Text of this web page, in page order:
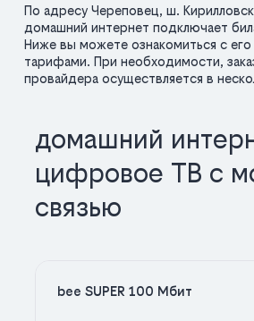
По адресу Череповец, ш.
домашний интернет подключает
Ниже вы можете ознакомиться с его
тарифами. При необходимости,
провайдера осуществляется в
домашний
цифровое ТВ с
связью
bee SUPER 100 Мбит